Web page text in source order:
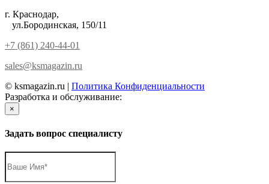
г. Краснодар,
ул.Бородинская, 150/11
+7 (861) 240-44-01
sales@ksmagazin.ru
© ksmagazin.ru | Политика Конфиденциальности
Разработка и обслуживание:
×
Задать вопрос специалисту